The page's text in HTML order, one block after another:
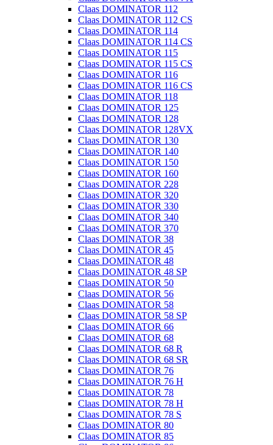
Claas DOMINATOR 112
Claas DOMINATOR 112 CS
Claas DOMINATOR 114
Claas DOMINATOR 114 CS
Claas DOMINATOR 115
Claas DOMINATOR 115 CS
Claas DOMINATOR 116
Claas DOMINATOR 116 CS
Claas DOMINATOR 118
Claas DOMINATOR 125
Claas DOMINATOR 128
Claas DOMINATOR 128VX
Claas DOMINATOR 130
Claas DOMINATOR 140
Claas DOMINATOR 150
Claas DOMINATOR 160
Claas DOMINATOR 228
Claas DOMINATOR 320
Claas DOMINATOR 330
Claas DOMINATOR 340
Claas DOMINATOR 370
Claas DOMINATOR 38
Claas DOMINATOR 45
Claas DOMINATOR 48
Claas DOMINATOR 48 SP
Claas DOMINATOR 50
Claas DOMINATOR 56
Claas DOMINATOR 58
Claas DOMINATOR 58 SP
Claas DOMINATOR 66
Claas DOMINATOR 68
Claas DOMINATOR 68 R
Claas DOMINATOR 68 SR
Claas DOMINATOR 76
Claas DOMINATOR 76 H
Claas DOMINATOR 78
Claas DOMINATOR 78 H
Claas DOMINATOR 78 S
Claas DOMINATOR 80
Claas DOMINATOR 85